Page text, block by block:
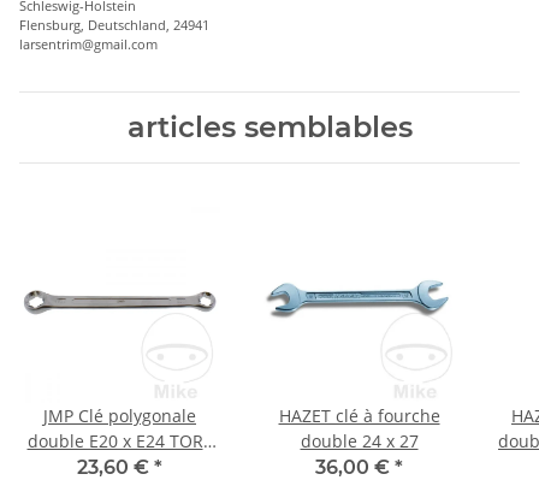
Schleswig-Holstein
Flensburg, Deutschland, 24941
larsentrim@gmail.com
articles semblables
JMP Clé polygonale
double E20 x E24 TORX
droite
23,60 € *
HAZET clé à fourche
double 24 x 27
36,00 € *